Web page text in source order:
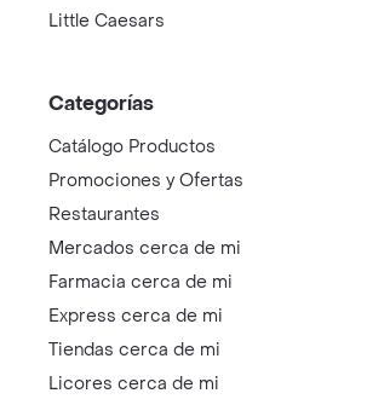
Little Caesars
Categorías
Catálogo Productos
Promociones y Ofertas
Restaurantes
Mercados cerca de mi
Farmacia cerca de mi
Express cerca de mi
Tiendas cerca de mi
Licores cerca de mi